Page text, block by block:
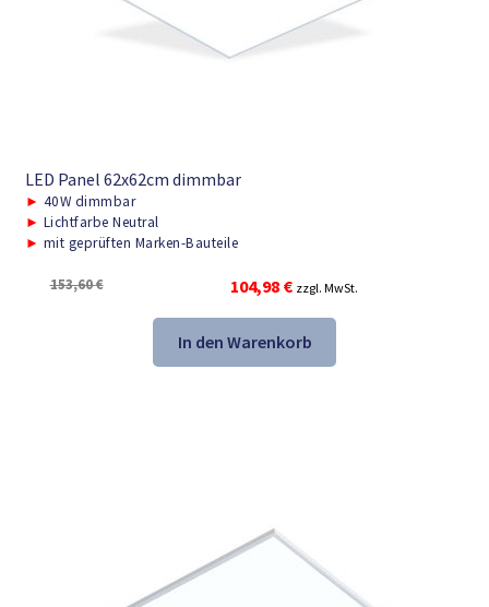
LED Panel 62x62cm dimmbar
► 40W dimmbar
► Lichtfarbe Neutral
► mit geprüften Marken-Bauteile
153,60€
Ursprünglicher
Preis
war:
153,60 €
104,98 €Aktueller
Preis
ist:
104,98 €.
zzgl. MwSt.
In den Warenkorb